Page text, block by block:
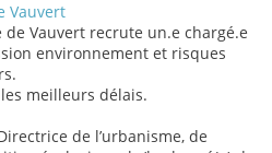
Vauvert
de Vauvert recrute un.e chargé.e
environnement et risques
meilleurs délais.
de l’urbanisme, de